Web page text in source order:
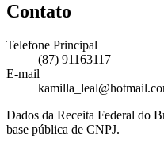
Contato
Telefone Principal
(87) 91163117
E-mail
Dados da Receita Federal do
base pública de CNPJ.